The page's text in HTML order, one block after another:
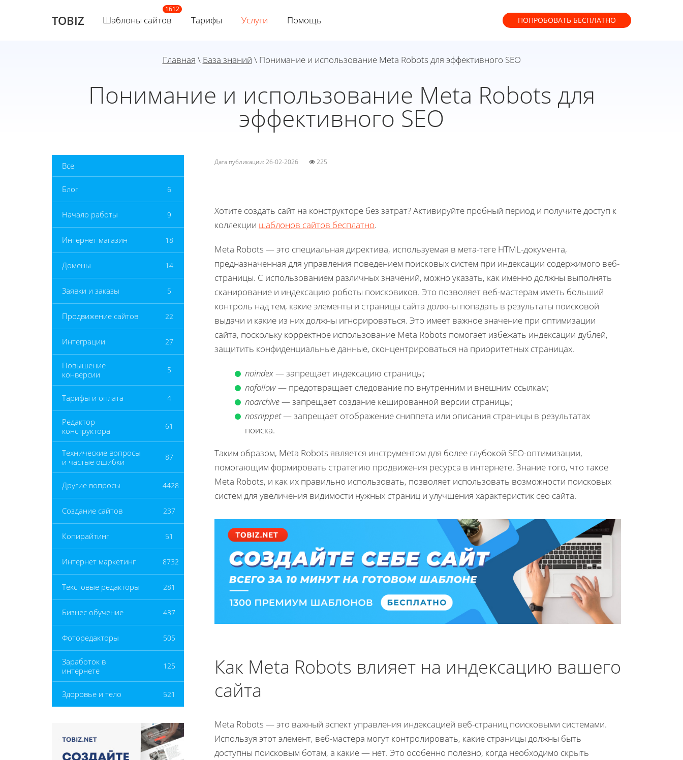
TOBIZ Шаблоны сайтов Тарифы Услуги Помощь ПОПРОБОВАТЬ БЕСПЛАТНО
Главная \ База знаний \ Понимание и использование Meta Robots для эффективного SEO
Понимание и использование Meta Robots для
эффективного SEO
Все
Блог 6
Начало работы 9
Интернет магазин 18
Домены 14
Заявки и заказы 5
Продвижение сайтов 22
Интеграции 27
Повышение
конверсии
5
Тарифы и оплата 4
Редактор
конструктора
61
Технические вопросы
и частые ошибки
87
Другие вопросы 4428
Создание сайтов 237
Копирайтинг 51
Интернет маркетинг 8732
Текстовые редакторы 281
Бизнес обучение 437
Фоторедакторы 505
Заработок в
интернете
125
Здоровье и тело 521
Дата публикации: 26-02-2026 225
Хотите создать сайт на конструкторе без затрат? Активируйте пробный период и получите доступ к
коллекции шаблонов сайтов бесплатно.
Meta Robots — это специальная директива, используемая в мета-теге HTML-документа,
предназначенная для управления поведением поисковых систем при индексации содержимого веб-
страницы. С использованием различных значений, можно указать, как именно должны выполнять
сканирование и индексацию роботы поисковиков. Это позволяет веб-мастерам иметь больший
контроль над тем, какие элементы и страницы сайта должны попадать в результаты поисковой
выдачи и какие из них должны игнорироваться. Это имеет важное значение при оптимизации
сайта, поскольку корректное использование Meta Robots помогает избежать индексации дублей,
защитить конфиденциальные данные, сконцентрироваться на приоритетных страницах.
noindex— запрещает индексацию страницы;
nofollow— предотвращает следование по внутренним и внешним ссылкам;
noarchive— запрещает создание кешированной версии страницы;
nosnippet— запрещает отображение сниппета или описания страницы в результатах
поиска.
Таким образом, Meta Robots является инструментом для более глубокой SEO-оптимизации,
помогающим формировать стратегию продвижения ресурса в интернете. Знание того, что такое
Meta Robots, и как их правильно использовать, позволяет использовать возможности поисковых
систем для увеличения видимости нужных страниц и улучшения характеристик сео сайта.
Как Meta Robots влияет на индексацию вашего
сайта
Meta Robots — это важный аспект управления индексацией веб-страниц поисковыми системами.
Используя этот элемент, веб-мастера могут контролировать, какие страницы должны быть
доступны поисковым ботам, а какие — нет. Это особенно полезно, когда необходимо скрыть